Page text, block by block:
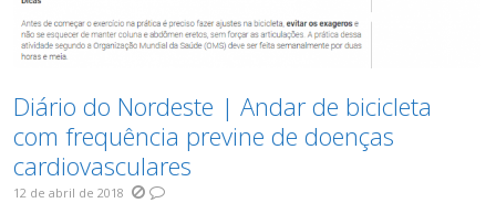
Diário do Nordeste | Andar de bicicleta
com frequência previne de doenças
cardiovasculares
12 de abril de 2018